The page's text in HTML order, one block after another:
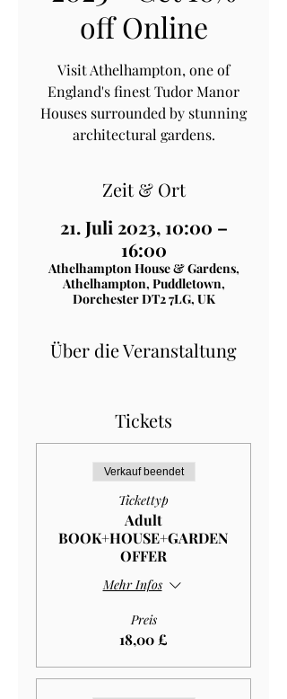
off Online
Visit Athelhampton, one of
England's finest Tudor Manor
Houses surrounded by stunning
architectural gardens.
Zeit & Ort
21. Juli 2023, 10:00 –
16:00
Athelhampton House & Gardens,
Athelhampton, Puddletown,
Dorchester DT2 7LG, UK
Über die Veranstaltung
Tickets
Verkauf beendet
Tickettyp
Adult
BOOK+HOUSE+GARDEN
OFFER
Mehr Infos
Preis
18,00 £